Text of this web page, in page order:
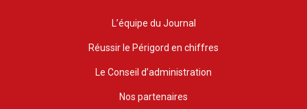
L’équipe du Journal
Réussir le Périgord en chiffres
Le Conseil d’administration
Nos partenaires